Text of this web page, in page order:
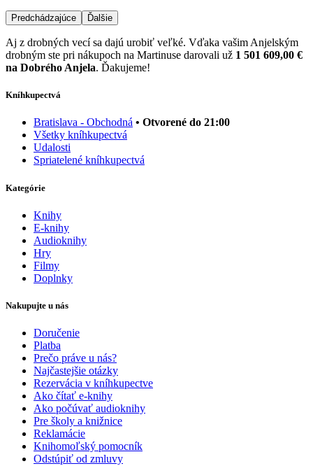
Predchádzajúce Ďalšie
Aj z drobných vecí sa dajú urobiť veľké. Vďaka vašim Anjelským
drobným ste pri nákupoch na Martinuse darovali už 1 501 609,00 €
na Dobrého Anjela. Ďakujeme!
Kníhkupectvá
Bratislava - Obchodná • Otvorené do 21:00
Všetky kníhkupectvá
Udalosti
Spriatelené kníhkupectvá
Kategórie
Knihy
E-knihy
Audioknihy
Hry
Filmy
Doplnky
Nakupujte u nás
Doručenie
Platba
Prečo práve u nás?
Najčastejšie otázky
Rezervácia v kníhkupectve
Ako čítať e-knihy
Ako počúvať audioknihy
Pre školy a knižnice
Reklamácie
Knihomoľský pomocník
Odstúpiť od zmluvy